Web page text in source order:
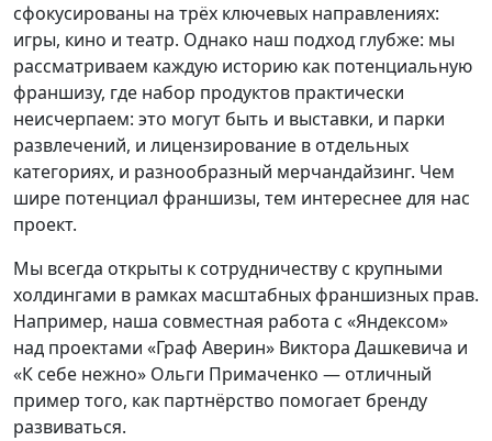
сфокусированы на трёх ключевых направлениях:
игры, кино и театр. Однако наш подход глубже: мы
рассматриваем каждую историю как потенциальную
франшизу, где набор продуктов практически
неисчерпаем: это могут быть и выставки, и парки
развлечений, и лицензирование в отдельных
категориях, и разнообразный мерчандайзинг. Чем
шире потенциал франшизы, тем интереснее для нас
проект.
Мы всегда открыты к сотрудничеству с крупными
холдингами в рамках масштабных франшизных прав.
Например, наша совместная работа с «Яндексом»
над проектами «Граф Аверин» Виктора Дашкевича и
«К себе нежно» Ольги Примаченко — отличный
пример того, как партнёрство помогает бренду
развиваться.